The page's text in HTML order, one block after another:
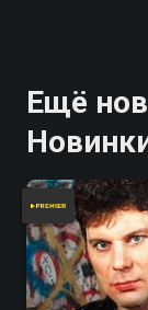
Ещё